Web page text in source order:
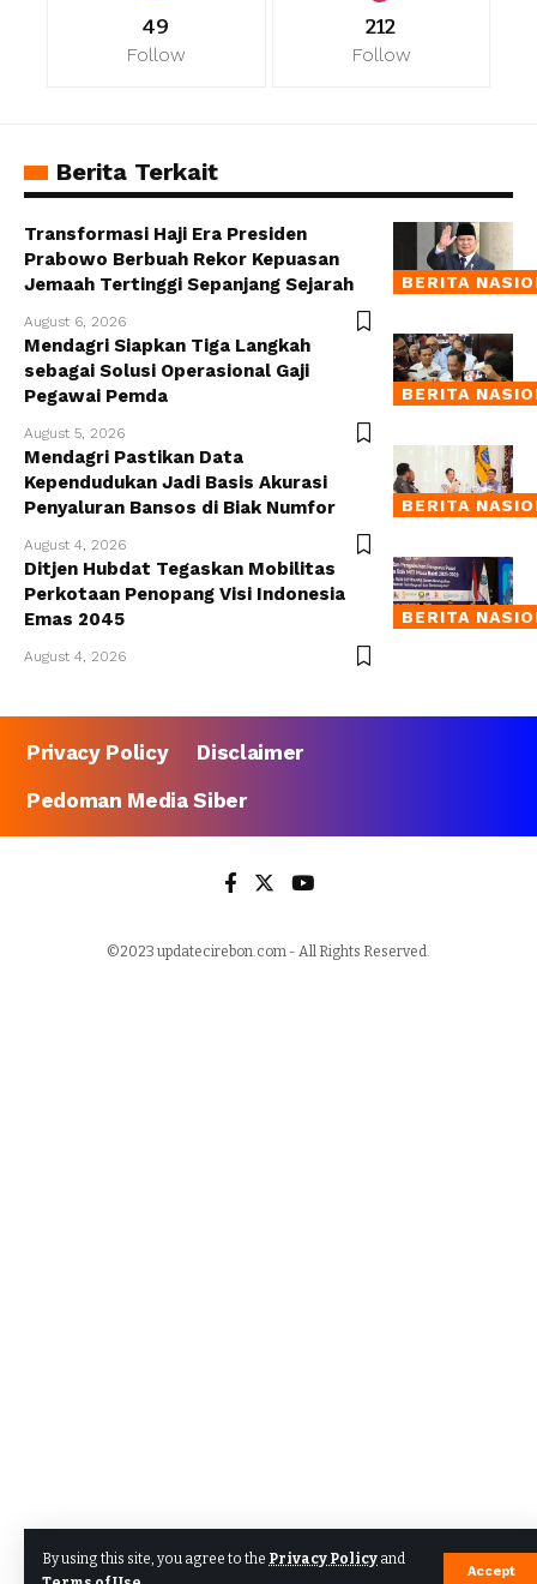
By using this site, you agree to the Privacy Policy and
Accept
49
Follow
212
Follow
Berita Terkait
BERITA
Transformasi Haji Era Presiden
Prabowo Berbuah Rekor Kepuasan
Jemaah Tertinggi Sepanjang Sejarah
August 6, 2026
BERITA
Mendagri Siapkan Tiga Langkah
sebagai Solusi Operasional Gaji
Pegawai Pemda
August 5, 2026
BERITA
Mendagri Pastikan Data
Kependudukan Jadi Basis Akurasi
Penyaluran Bansos di Biak Numfor
August 4, 2026
BERITA
Ditjen Hubdat Tegaskan Mobilitas
Perkotaan Penopang Visi Indonesia
Emas 2045
August 4, 2026
Privacy Policy
Disclaimer
Pedoman Media Siber
©2023 updatecirebon.com - All Rights Reserved.